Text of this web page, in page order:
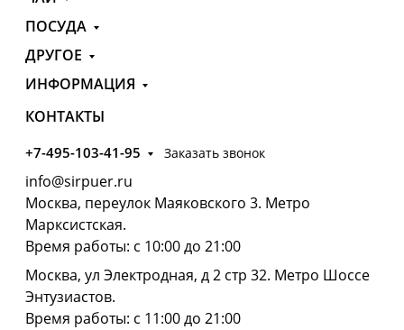
ПОСУДА
ДРУГОЕ
ИНФОРМАЦИЯ
КОНТАКТЫ
+7-495-103-41-95 Заказать звонок
info@sirpuer.ru
Москва, переулок Маяковского 3. Метро
Марксистская.
Время работы: с 10:00 до 21:00
Москва, ул Электродная, д 2 стр 32. Метро Шоссе
Энтузиастов.
Время работы: с 11:00 до 21:00